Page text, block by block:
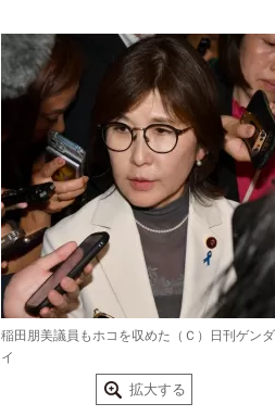
稲田朋美議員もホコを収めた（Ｃ）日刊ゲンダ
イ
拡大する